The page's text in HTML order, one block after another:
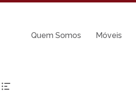
Quem Somos Móveis